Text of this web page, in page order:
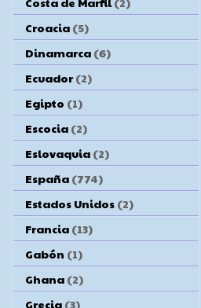
Croacia (5)
Dinamarca (6)
Ecuador (2)
Egipto (1)
Escocia (2)
Eslovaquia (2)
España (774)
Estados Unidos (2)
Francia (13)
Gabón (1)
Ghana (2)
Grecia (3)